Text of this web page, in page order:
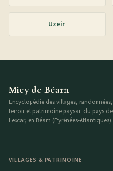
Uzein
Miey de Béarn
Encyclopédie des villages, randonnées,
terroir et patrimoine paysan du pays de
Lescar, en Béarn (Pyrénées-Atlantiques).
VILLAGES & PATRIMOINE